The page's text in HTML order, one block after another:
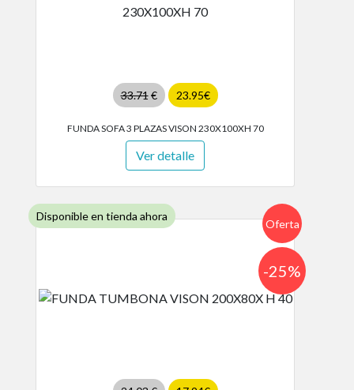
33.71€ 23.95€
FUNDA SOFA 3 PLAZAS VISON 230X100XH 70
Ver detalle
Disponible en tienda ahora
Oferta
-25%